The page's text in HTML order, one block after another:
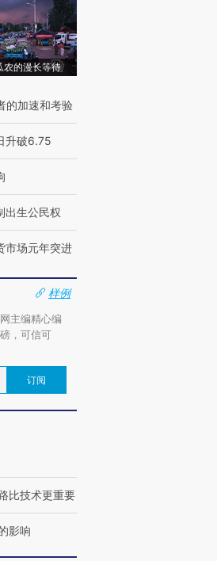
农的漫长等待
的加速和考验
升破6.75
出生公民权
市场元年突进
样例
主编精心编
，可信可
订阅
比技术更重要
影响